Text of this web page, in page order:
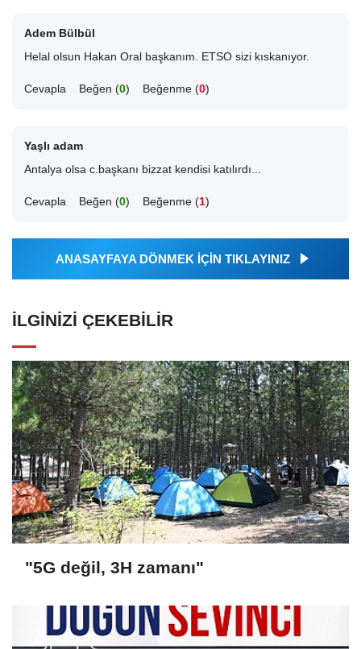
Adem Bülbül
Helal olsun Hakan Oral başkanım. ETSO sizi kıskanıyor.
Cevapla Beğen (0) Beğenme (0)
Yaşlı adam
Antalya olsa c.başkanı bizzat kendisi katılırdı...
Cevapla Beğen (0) Beğenme (1)
ANASAYFAYA DÖNMEK İÇİN TIKLAYINIZ
İLGINIZI ÇEKEBILIR
"5G değil, 3H zamanı"